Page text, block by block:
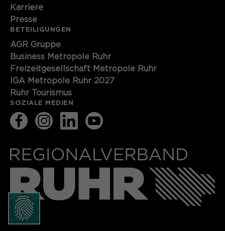
Karriere
Presse
BETEILIGUNGEN
AGR Gruppe
Business Metropole Ruhr
Freizeitgesellschaft Metropole Ruhr
IGA Metropole Ruhr 2027
Ruhr Tourismus
SOZIALE MEDIEN